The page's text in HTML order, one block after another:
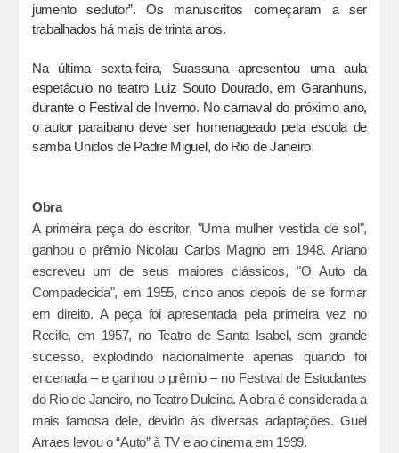
jumento sedutor”. Os manuscritos começaram a ser
trabalhados há mais de trinta anos.
Na última sexta-feira, Suassuna apresentou uma aula
espetáculo no teatro Luiz Souto Dourado, em Garanhuns,
durante o Festival de Inverno. No carnaval do próximo ano,
o autor paraibano deve ser homenageado pela escola de
samba Unidos de Padre Miguel, do Rio de Janeiro.
Obra
A primeira peça do escritor, "Uma mulher vestida de sol",
ganhou o prêmio Nicolau Carlos Magno em 1948. Ariano
escreveu um de seus maiores clássicos, "O Auto da
Compadecida", em 1955, cinco anos depois de se formar
em direito. A peça foi apresentada pela primeira vez no
Recife, em 1957, no Teatro de Santa Isabel, sem grande
sucesso, explodindo nacionalmente apenas quando foi
encenada – e ganhou o prêmio – no Festival de Estudantes
do Rio de Janeiro, no Teatro Dulcina. A obra é considerada a
mais famosa dele, devido às diversas adaptações. Guel
Arraes levou o “Auto” à TV e ao cinema em 1999.